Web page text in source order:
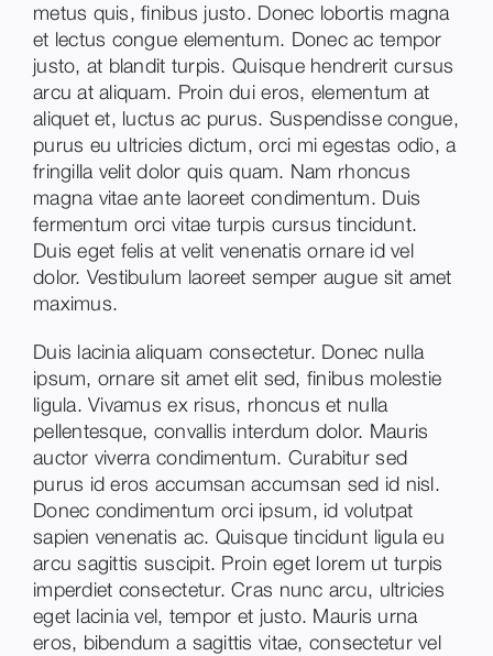
metus quis, finibus justo. Donec lobortis magna
et lectus congue elementum. Donec ac tempor
justo, at blandit turpis. Quisque hendrerit cursus
arcu at aliquam. Proin dui eros, elementum at
aliquet et, luctus ac purus. Suspendisse congue,
purus eu ultricies dictum, orci mi egestas odio, a
fringilla velit dolor quis quam. Nam rhoncus
magna vitae ante laoreet condimentum. Duis
fermentum orci vitae turpis cursus tincidunt.
Duis eget felis at velit venenatis ornare id vel
dolor. Vestibulum laoreet semper augue sit amet
maximus.
Duis lacinia aliquam consectetur. Donec nulla
ipsum, ornare sit amet elit sed, finibus molestie
ligula. Vivamus ex risus, rhoncus et nulla
pellentesque, convallis interdum dolor. Mauris
auctor viverra condimentum. Curabitur sed
purus id eros accumsan accumsan sed id nisl.
Donec condimentum orci ipsum, id volutpat
sapien venenatis ac. Quisque tincidunt ligula eu
arcu sagittis suscipit. Proin eget lorem ut turpis
imperdiet consectetur. Cras nunc arcu, ultricies
eget lacinia vel, tempor et justo. Mauris urna
eros, bibendum a sagittis vitae, consectetur vel